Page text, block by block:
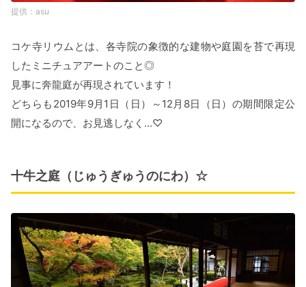
asu
コケ寺リウムとは、各寺院の象徴的な建物や庭園を苔で再現
したミニチュアアートのこと◎
見事に奔龍庭が再現されています！
どちらも2019年9月1日（日）～12月8日（日）の期間限定公
開になるので、お見逃しなく…♡
十牛之庭（じゅうぎゅうのにわ）☆